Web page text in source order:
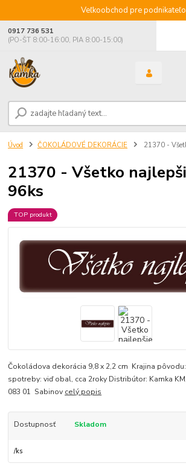
Veľkoobchod pre
0917 736 531
(PO-ŠT 8:00-16:00, PIA 8:00-15:00)
Úvod ČOKOLÁDOVÉ DEKORÁCIE 21370 -
21370 - Všetko
96ks
TOP produkt
Čokoládova dekorácia 9,8 x 2,2 cm Krajina
spotreby: viď obal, cca 2roky Distribútor: Kamka
083 01 Sabinov celý popis
Dostupnosť Skladom
/ks